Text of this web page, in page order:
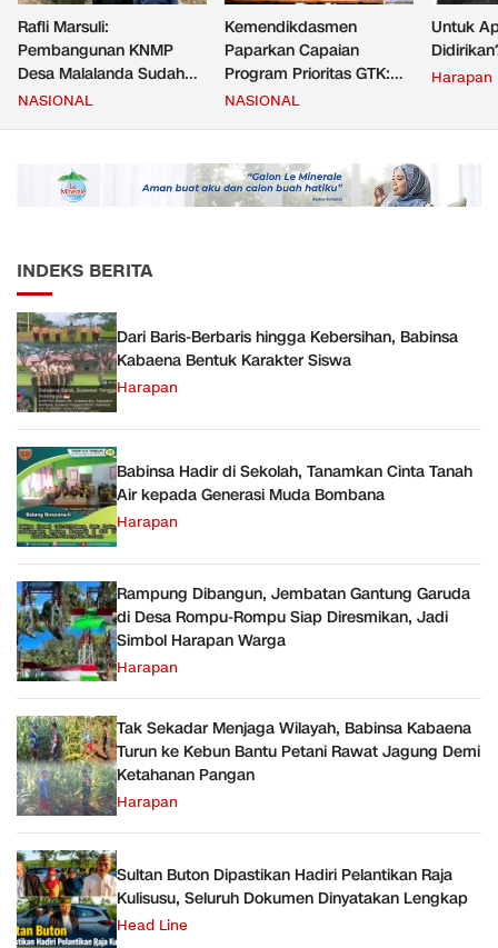
Rafli Marsuli:
Pembangunan KNMP
Desa Malalanda Sudah
Mencapai 69 Persen dan
JMD dan JMF
NASIONAL
Kemendikdasmen
Paparkan Capaian
Program Prioritas GTK:
Kompetensi Meningkat,
NASIONAL
Untuk
Harapan
INDEKS BERITA
Dari Baris-Berbaris hingga Kebersihan, Babinsa
Kabaena Bentuk Karakter Siswa
Harapan
Babinsa Hadir di Sekolah, Tanamkan Cinta Tanah
Air kepada Generasi Muda Bombana
Harapan
Rampung Dibangun, Jembatan Gantung Garuda
di Desa Rompu-Rompu Siap Diresmikan, Jadi
Simbol Harapan Warga
Harapan
Tak Sekadar Menjaga Wilayah, Babinsa Kabaena
Turun ke Kebun Bantu Petani Rawat Jagung Demi
Ketahanan Pangan
Harapan
Sultan Buton Dipastikan Hadiri Pelantikan Raja
Kulisusu, Seluruh Dokumen Dinyatakan Lengkap
Head Line